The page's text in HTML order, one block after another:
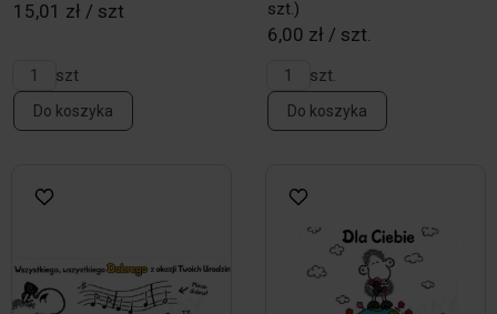
15,01 zł / szt
szt
Do koszyka
szt.)
6,00 zł / szt.
szt.
Do koszyka